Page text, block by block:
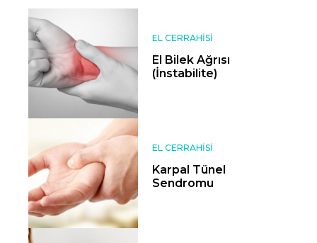
EL CERRAHISI
El Bilek Ağrısı
(İnstabilite)
EL CERRAHISI
Karpal Tünel
Sendromu